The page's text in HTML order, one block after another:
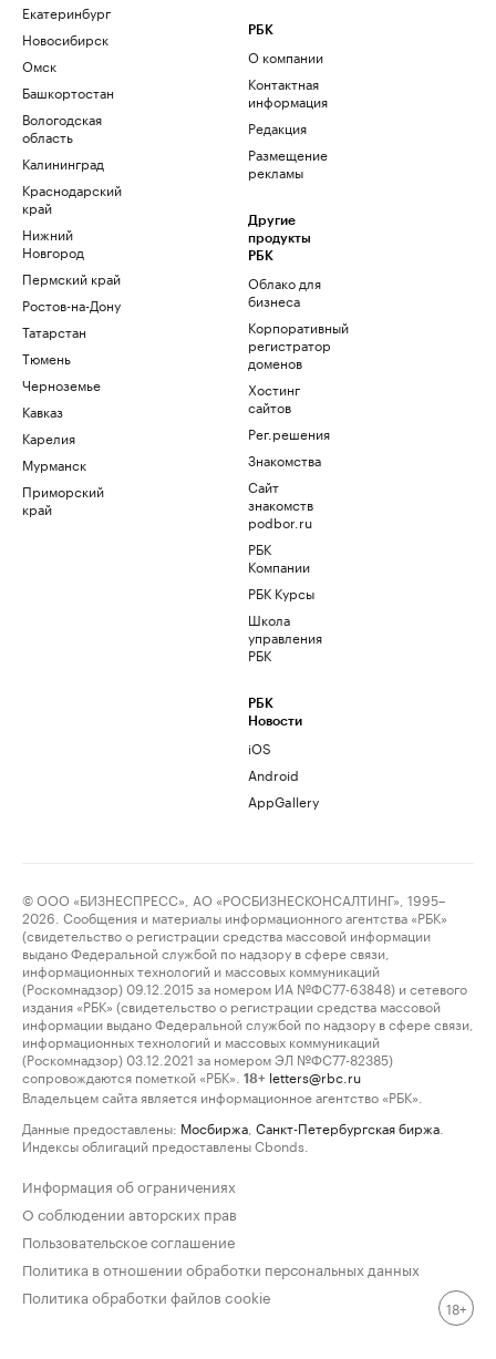
Екатеринбург
Новосибирск
Омск
Башкортостан
Вологодская
область
Калининград
Краснодарский
край
Нижний
Новгород
Пермский край
Ростов-на-Дону
Татарстан
Тюмень
Черноземье
Кавказ
Карелия
Мурманск
Приморский
край
РБК
О компании
Контактная
информация
Редакция
Размещение
рекламы
Другие
продукты
РБК
Облако для
бизнеса
Корпоративный
регистратор
доменов
Хостинг
сайтов
Рег.решения
Знакомства
Сайт
знакомств
podbor.ru
РБК
Компании
РБК Курсы
Школа
управления
РБК
РБК
Новости
iOS
Android
AppGallery
© ООО «БИЗНЕСПРЕСС», АО «РОСБИЗНЕСКОНСАЛТИНГ», 1995–
2026. Сообщения и материалы информационного агентства «РБК»
(свидетельство о регистрации средства массовой информации
выдано Федеральной службой по надзору в сфере связи,
информационных технологий и массовых коммуникаций
(Роскомнадзор) 09.12.2015 за номером ИА №ФС77-63848) и сетевого
издания «РБК» (свидетельство о регистрации средства массовой
информации выдано Федеральной службой по надзору в сфере связи,
информационных технологий и массовых коммуникаций
(Роскомнадзор) 03.12.2021 за номером ЭЛ №ФС77-82385)
сопровождаются пометкой «РБК».
18+ letters@rbc.ru
Владельцем сайта является информационное агентство «РБК».
Данные предоставлены: Мосбиржа Санкт-Петербургская биржа
Индексы облигаций предоставлены Cbonds.
Информация об ограничениях
О соблюдении авторских прав
Пользовательское соглашение
Политика в отношении обработки персональных данных
Политика обработки файлов cookie
18+